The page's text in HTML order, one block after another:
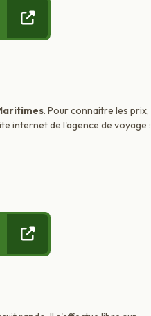
. Pour connaitre les prix,
internet de l'agence de voyage :